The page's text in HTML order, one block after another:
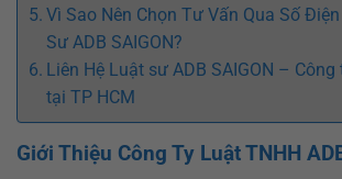
Vì Sao Nên Chọn Tư Vấn Qua Số
Sư ADB SAIGON?
Liên Hệ Luật sư ADB SAIGON –
tại TP HCM
Giới Thiệu Công Ty Luật TNHH